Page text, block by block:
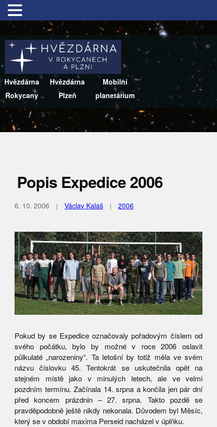
Hvězdárna
Rokycany
Hvězdárna
Plzeň
Mobilní
planetárium
Popis Expedice 2006
6. 10. 2006 Václav Kalaš 2006
Pokud by se Expedice označovaly pořadovým číslem od
svého počátku, bylo by možné v roce 2006 oslavit
půlkulaté „narozeniny“. Ta letošní by totiž měla ve svém
názvu číslovku 45. Tentokrát se uskutečnila opět na
stejném místě jako v minulých letech, ale ve velmi
pozdním termínu. Začínala 14. srpna a končila jen pár dní
před koncem prázdnin – 27. srpna. Takto pozdě se
pravděpodobně ještě nikdy nekonala. Důvodem byl Měsíc,
který se v období maxima Perseid nacházel v úplňku.